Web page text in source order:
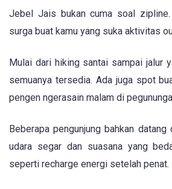
Jebel Jais bukan cuma soal
surga buat kamu yang suka aktivitas
Mulai dari hiking santai sampai jalur
semuanya tersedia. Ada juga spot
pengen ngerasain malam di
Beberapa pengunjung bahkan
udara segar dan suasana yang
seperti recharge energi setelah penat.